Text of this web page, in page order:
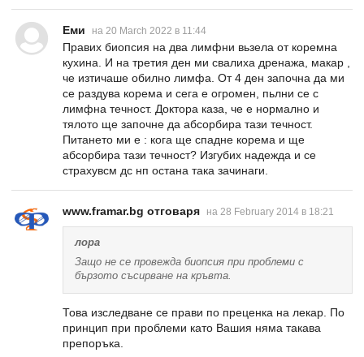
Еми на 20 March 2022 в 11:44
Правих биопсия на два лимфни вьзела от коремна
кухина. И на третия ден ми свалиха дренажа, макар ,
че изтичаше обилно лимфа. От 4 ден започна да ми
се раздува корема и сега е огромен, пьлни се с
лимфна течност. Доктора каза, че е нормално и
тялото ще започне да абсорбира тази течност.
Питането ми е : кога ще спадне корема и ще
абсорбира тази течност? Изгубих надежда и се
страхувсм дс нп остана така зачинаги.
www.framar.bg отговаря на 28 February 2014 в 18:21
лора
Защо не се провежда биопсия при проблеми с
бързото съсирване на кръвта.
Това изследване се прави по преценка на лекар. По
принцип при проблеми като Вашия няма такава
препоръка.